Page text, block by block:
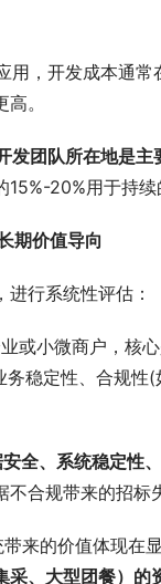
用，开发成本通
。
发团队所在地是主
20%用于持续
期价值导向
行系统性评估：
业或小微商户，核
稳定性、合规
全、系统稳定性
合规带来的招标
带来的价值体现在
采、大型团餐）的